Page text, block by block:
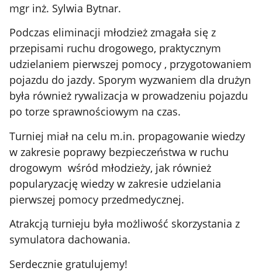
mgr inż. Sylwia Bytnar.
Podczas eliminacji młodzież zmagała się z
przepisami ruchu drogowego, praktycznym
udzielaniem pierwszej pomocy , przygotowaniem
pojazdu do jazdy. Sporym wyzwaniem dla drużyn
była również rywalizacja w prowadzeniu pojazdu
po torze sprawnościowym na czas.
Turniej miał na celu m.in. propagowanie wiedzy
w zakresie poprawy bezpieczeństwa w ruchu
drogowym wśród młodzieży, jak również
popularyzację wiedzy w zakresie udzielania
pierwszej pomocy przedmedycznej.
Atrakcją turnieju była możliwość skorzystania z
symulatora dachowania.
Serdecznie gratulujemy!